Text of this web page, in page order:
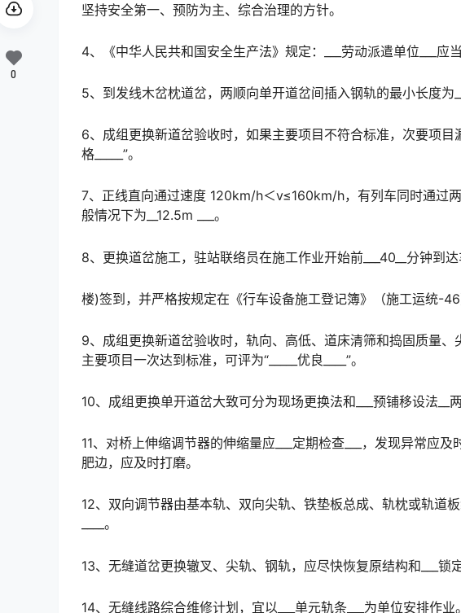
坚持安全第一、预防为主、综合治理的方针。
4、《中华人民共和国安全生产法》规定：___劳动派遣单位___
5、到发线木岔枕道岔，两顺向单开道岔间插入钢轨的最小长度为
6、成组更换新道岔验收时，如果主要项目不符合标准，次要项目
格_____”。
7、正线直向通过速度 120km/h＜v≤160km/h，有列车同时通过
般情况下为__12.5m ___。
8、更换道岔施工，驻站联络员在施工作业开始前___40__分钟到
楼)签到，并严格按规定在《行车设备施工登记簿》（施工运统-46
9、成组更换新道岔验收时，轨向、高低、道床清筛和捣固质量
主要项目一次达到标准，可评为“_____优良____”。󠅅󠅃󠄵󠅂󠄪󠇖󠆨󠆨󠇕󠆞󠆒󠅬󠇘󠆭󠆘󠇙󠆝󠅵󠇗󠆭󠆁󠄐󠇗󠅹󠅸󠇖󠆍󠅳󠇖󠅹󠅰󠇖󠆌󠅹
10、成组更换单开道岔大致可分为现场更换法和___预铺移设法__两
11、对桥上伸缩调节器的伸缩量应___定期检查___，发现异常应
肥边，应及时打磨。
12、双向调节器由基本轨、双向尖轨、铁垫板总成、轨枕或轨道
____。
13、无缝道岔更换辙叉、尖轨、钢轨，应尽快恢复原结构和___锁定
14、无缝线路综合维修计划，宜以___单元轨条___为单位安排作业。
0